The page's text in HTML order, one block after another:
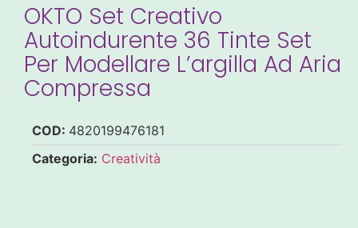
OKTO Set Creativo
Autoindurente 36 Tinte Set
Per Modellare L’argilla Ad Aria
Compressa
COD: 4820199476181
Categoria: Creatività